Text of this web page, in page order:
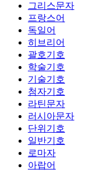
그리스문자
프랑스어
독일어
히브리어
괄호기호
학술기호
기술기호
첨자기호
라틴문자
러시아문자
단위기호
일반기호
로마자
아랍어